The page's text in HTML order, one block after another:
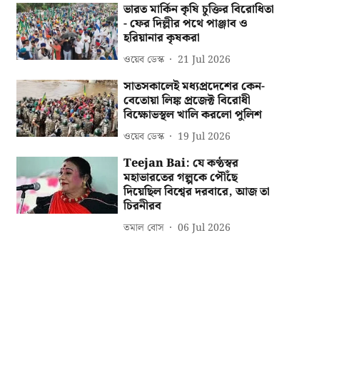
ভারত মার্কিন কৃষি চুক্তির বিরোধিতা
- ফের দিল্লীর পথে পাঞ্জাব ও
হরিয়ানার কৃষকরা
ওয়েব ডেস্ক 21 Jul 2026
সাতসকালেই মধ্যপ্রদেশের কেন-
বেতোয়া লিঙ্ক প্রজেক্ট বিরোধী
বিক্ষোভস্থল খালি করলো পুলিশ
ওয়েব ডেস্ক 19 Jul 2026
Teejan Bai: যে কণ্ঠস্বর
মহাভারতের গল্পকে পৌঁছে
দিয়েছিল বিশ্বের দরবারে, আজ তা
চিরনীরব
তমাল বোস 06 Jul 2026